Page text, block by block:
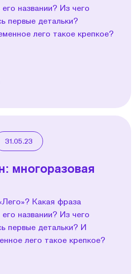
названии? Из чего
первые детальки?
лего такое крепкое?
31.05.23
многоразовая
Какая фраза
названии? Из чего
первые детальки? И
лего такое крепкое?